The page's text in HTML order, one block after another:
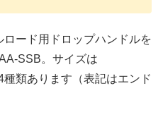
ード用ドロップハンドルを
SSB。サイズは
類あります（表記はエンド